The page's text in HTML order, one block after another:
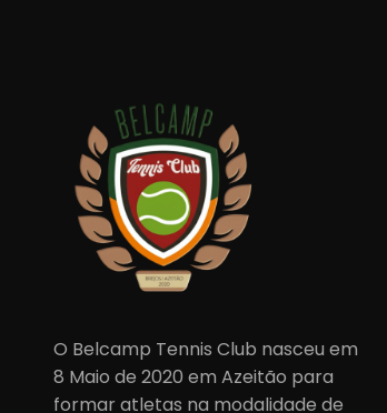
O Belcamp Tennis Club nasceu em
8 Maio de 2020 em Azeitão para
formar atletas na modalidade de